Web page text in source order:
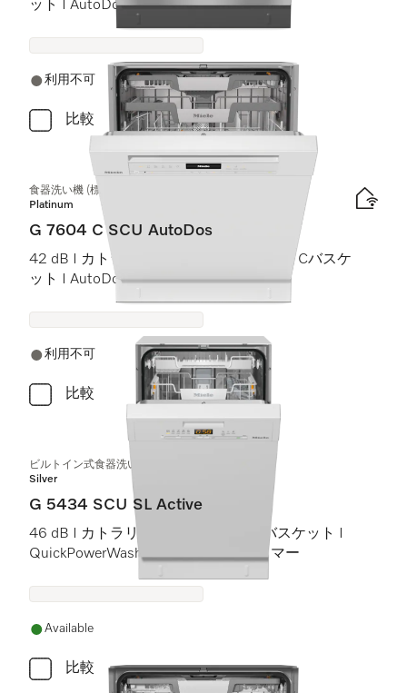
ット I AutoDos I Miele@home
利用不可
比較
食器洗い機 (標準ドア装備タイプ)
Platinum
G 7604 C SCU AutoDos
42 dB I カトラリートレイ I ExtraComfort Cバスケ
ット I AutoDos I インテンシブ 75 °C
利用不可
比較
ビルトイン式食器洗い機（45 cm）
Silver
G 5434 SCU SL Active
46 dB I カトラリートレイ I Comfortバスケット I
QuickPowerWash I スタート予約タイマー
Available
比較